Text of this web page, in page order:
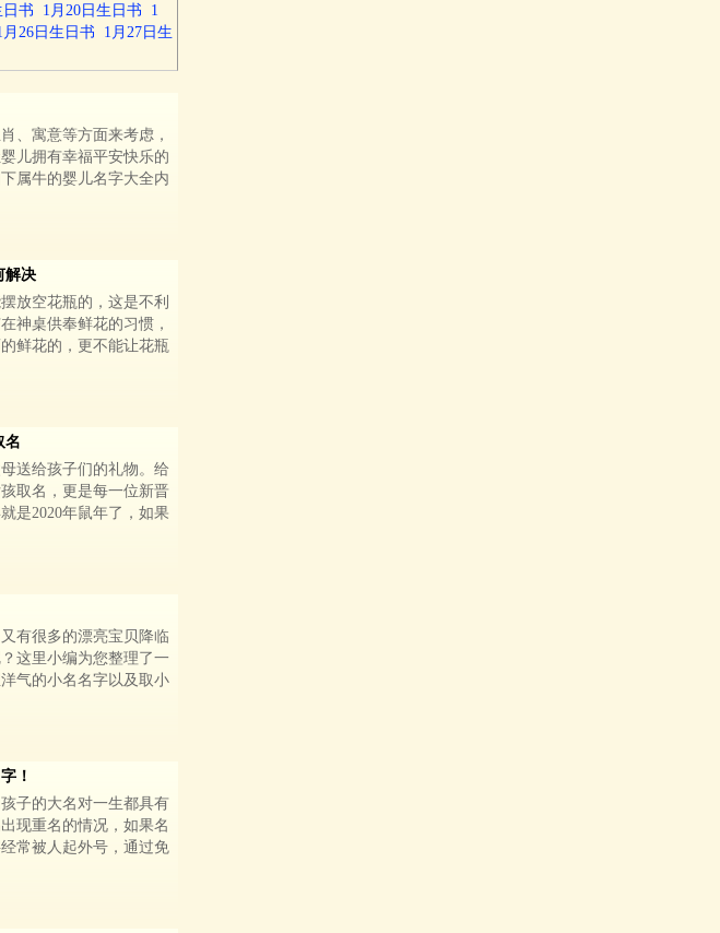
日书 1月20日生日书
1
月26日生日书
1月27日生
、寓意等方面来考虑，
儿拥有幸福平安快乐的
属牛的婴儿名字大全内
解决
放空花瓶的，这是不利
神桌供奉鲜花的习惯，
鲜花的，更不能让花瓶
名
送给孩子们的礼物。给
取名，更是每一位新晋
是2020年鼠年了，如果
有很多的漂亮宝贝降临
这里小编为您整理了一
气的小名名字以及取小
！
子的大名对一生都具有
现重名的情况，如果名
常被人起外号，通过免